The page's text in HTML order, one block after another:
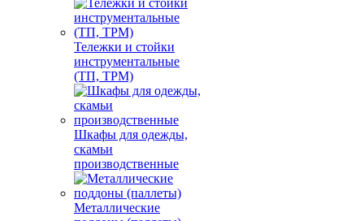
Тележки и стойки
инструментальные
(ТП, ТРМ)
Шкафы для одежды,
скамьи
производственные
Металлические